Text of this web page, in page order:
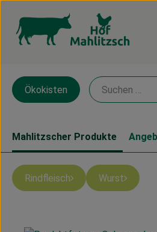
Ökokisten
Mahlitzscher Produkte
Rindfleisch Wurst